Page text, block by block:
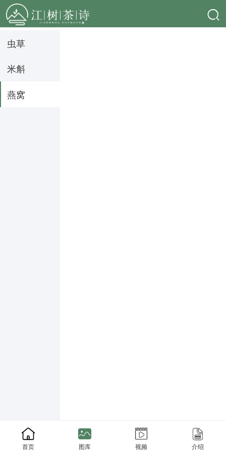
虫草
米斛
燕窝
首页 图库 视频 介绍